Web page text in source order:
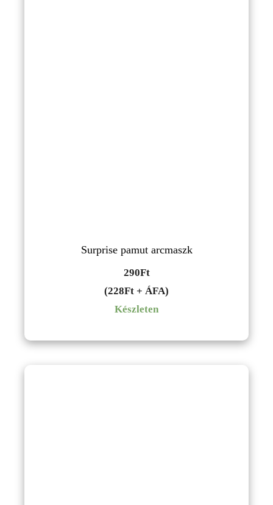
Surprise pamut arcmaszk
290Ft
(228Ft + ÁFA)
Készleten